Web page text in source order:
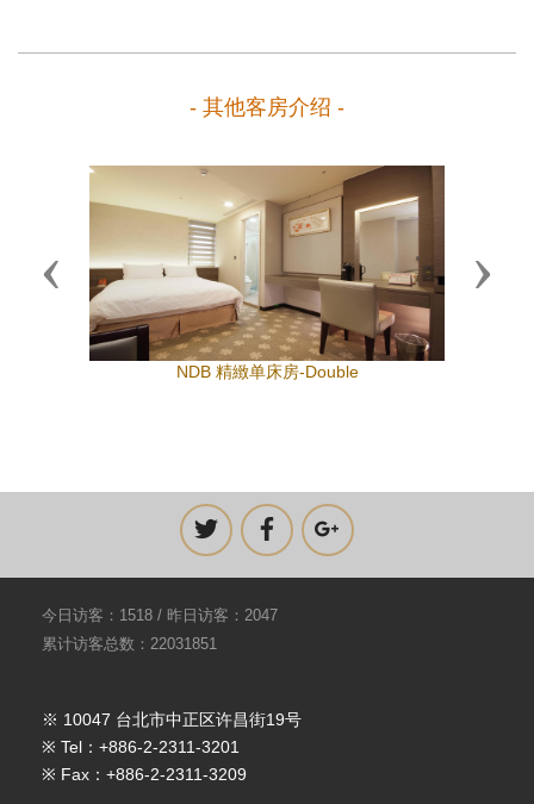
- 其他客房介绍 -
NDB 精緻单床房-Double
Previous Next
今日访客：1518 / 昨日访客：2047
累计访客总数：22031851
※ 10047 台北市中正区许昌街19号
※ Tel：+886-2-2311-3201
※ Fax：+886-2-2311-3209